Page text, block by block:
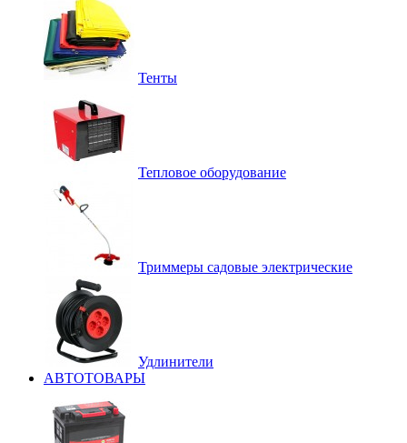
Тенты
Тепловое оборудование
Триммеры садовые электрические
Удлинители
АВТОТОВАРЫ